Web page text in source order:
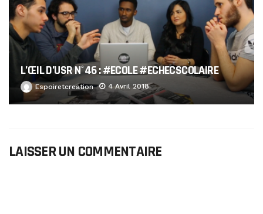
L’ŒIL D’USR N°46 : #ECOLE #ECHECSCOLAIRE
Espoiretcreation 4 Avril 2018
LAISSER UN COMMENTAIRE